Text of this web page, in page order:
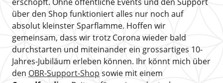
erschöpft. Ohne öffentliche Events und den Support
über den Shop funktioniert alles nur noch auf
absolut kleinster Sparflamme. Hoffen wir
gemeinsam, dass wir trotz Corona wieder bald
durchstarten und miteinander ein grossartiges 10-
Jahres-Jubiläum erleben können. Ihr könnt mich über
den OBR-Support-Shop sowie mit einem